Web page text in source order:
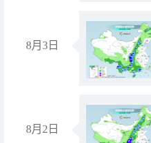
8月3日
8月2日